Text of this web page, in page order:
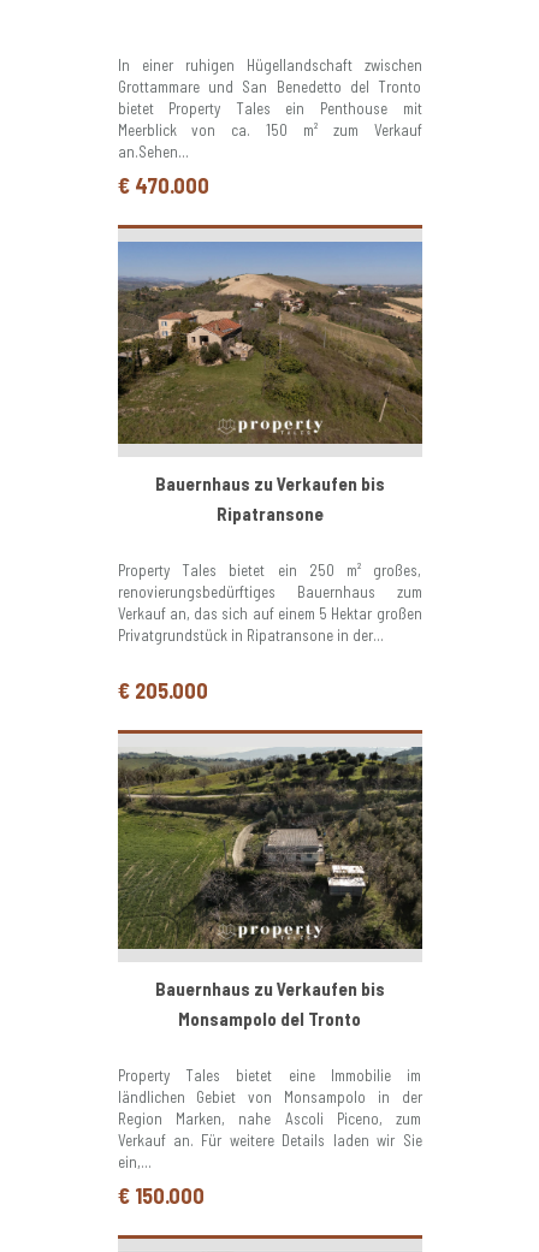
In einer ruhigen Hügellandschaft zwischen
Grottammare und San Benedetto del Tronto
bietet Property Tales ein Penthouse mit
Meerblick von ca. 150 m² zum Verkauf
an.Sehen...
€ 470.000
Bauernhaus zu Verkaufen bis
Ripatransone
Property Tales bietet ein 250 m² großes,
renovierungsbedürftiges Bauernhaus zum
Verkauf an, das sich auf einem 5 Hektar großen
Privatgrundstück in Ripatransone in der...
€ 205.000
Bauernhaus zu Verkaufen bis
Monsampolo del Tronto
Property Tales bietet eine Immobilie im
ländlichen Gebiet von Monsampolo in der
Region Marken, nahe Ascoli Piceno, zum
Verkauf an. Für weitere Details laden wir Sie
ein,...
€ 150.000